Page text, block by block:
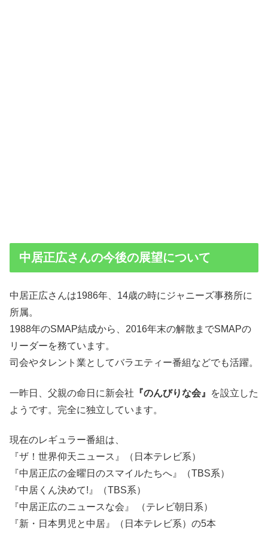
中居正広さんの今後の展望について
中居正広さんは1986年、14歳の時にジャニーズ事務所に
所属。
1988年のSMAP結成から、2016年末の解散までSMAPの
リーダーを務ています。
司会やタレント業としてバラエティー番組などでも活躍。
一昨日、父親の命日に新会社 『のんびりな会』
を設立した
ようです。完全に独立しています。
現在のレギュラー番組は、
『ザ！世界仰天ニュース』（日本テレビ系）
『中居正広の金曜日のスマイルたちへ』（TBS系）
『中居くん決めて!』（TBS系）
『中居正広のニュースな会』 （テレビ朝日系）
『新・日本男児と中居』（日本テレビ系）の5本